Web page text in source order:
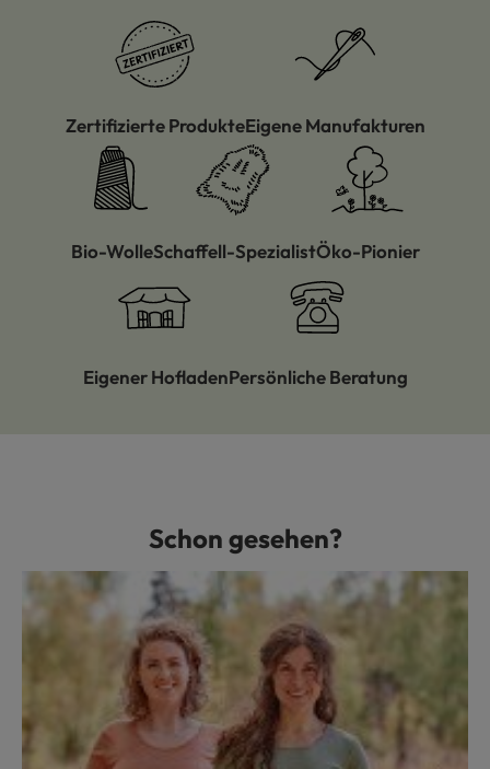
Zertifizierte ProdukteEigene Manufakturen
Bio-WolleSchaffell-SpezialistÖko-Pionier
Eigener HofladenPersönliche Beratung
Produktgalerie überspringenSchon gesehen?